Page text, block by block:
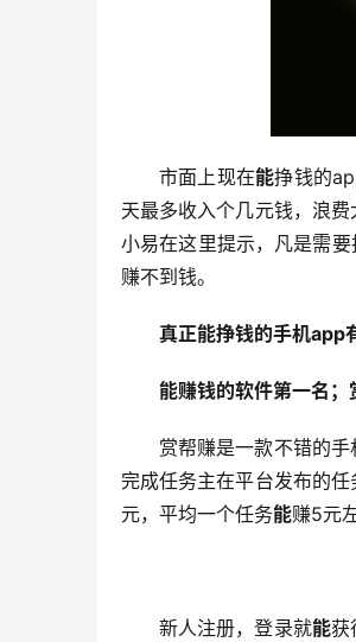
市面上现在能挣钱的
天最多收入个几元钱，浪
小易在这里提示，凡是需
赚不到钱。
真正能挣钱的手机app
能赚钱的软件第一名；
赏帮赚是一款不错的
完成任务主在平台发布的任
元，平均一个任务能赚5元
新人注册，登录就能获